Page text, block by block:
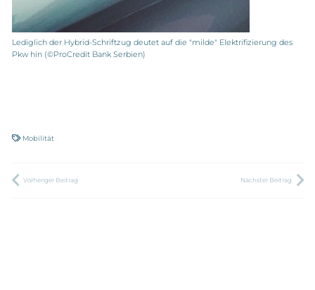
Lediglich der Hybrid-Schriftzug deutet auf die "milde" Elektrifizierung des
Pkw hin (©ProCredit Bank Serbien)
Mobilität
Vorheriger Beitrag Nächster Beitrag